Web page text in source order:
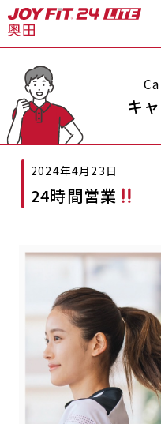
店舗トップ
会員様向けのご
会員の方へトップ
会員様へのお知らせ
休会お手続き
よくあるご質問
入会のお手続
入会するトップ
Appで入会手続き料金・サー
入会を悩まれている方へトップ
キャンペーン
JOYFIT総合トップ
キ
2024年4月23日
24時間営業